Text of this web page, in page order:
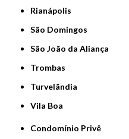
Rianápolis
São Domingos
São João da Aliança
Trombas
Turvelândia
Vila Boa
Condomínio Privê